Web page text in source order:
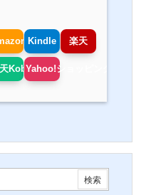
Kindle 楽天
KoboYahoo!ショッピング